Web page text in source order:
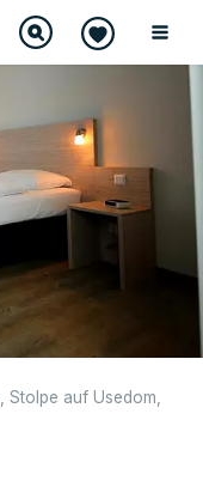
Stolpe auf Usedom